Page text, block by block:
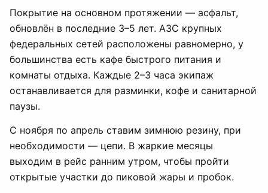
Покрытие на основном протяжении — асфальт,
обновлён в последние 3–5 лет. АЗС крупных
федеральных сетей расположены равномерно, у
большинства есть кафе быстрого питания и
комнаты отдыха. Каждые 2–3 часа экипаж
останавливается для разминки, кофе и санитарной
паузы.
С ноября по апрель ставим зимнюю резину, при
необходимости — цепи. В жаркие месяцы
выходим в рейс ранним утром, чтобы пройти
открытые участки до пиковой жары и пробок.